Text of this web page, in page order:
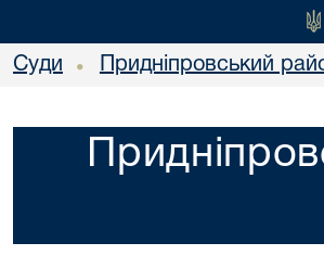
Суди • Придніпровський